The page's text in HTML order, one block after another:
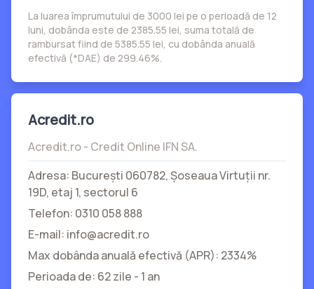
La luarea împrumutului de 3000 lei pe o perioadă de 12
luni, dobânda este de 2385.55 lei, suma totală de
rambursat fiind de 5385.55 lei, cu dobânda anuală
efectivă (*DAE) de 299.46%.
Acredit.ro
Acredit.ro - Credit Online IFN SA.
Adresa: București 060782, Şoseaua Virtuții nr.
19D, etaj 1, sectorul 6
Telefon: 0310 058 888
E-mail: info@acredit.ro
Max dobânda anuală efectivă (APR): 2334%
Perioada de: 62 zile - 1 an